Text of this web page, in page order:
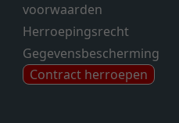
voorwaarden
Herroepingsrecht
Gegevensbescherming
Contract herroepen